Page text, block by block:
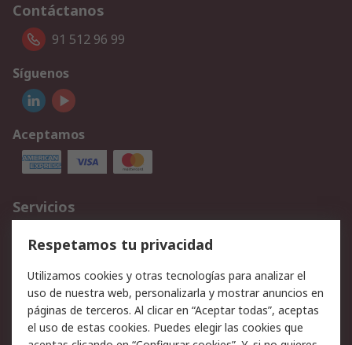
Contáctanos
91 512 96 99
Síguenos
Aceptamos
Servicios
Cómo realizar pedidos
Devoluciones
Facturación y pago
Ofertas
Soporte técnico
Legal
Respetamos tu privacidad
Utilizamos cookies y otras tecnologías para analizar el
uso de nuestra web, personalizarla y mostrar anuncios en
páginas de terceros. Al clicar en “Aceptar todas”, aceptas
el uso de estas cookies. Puedes elegir las cookies que